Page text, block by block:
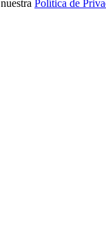
Política de